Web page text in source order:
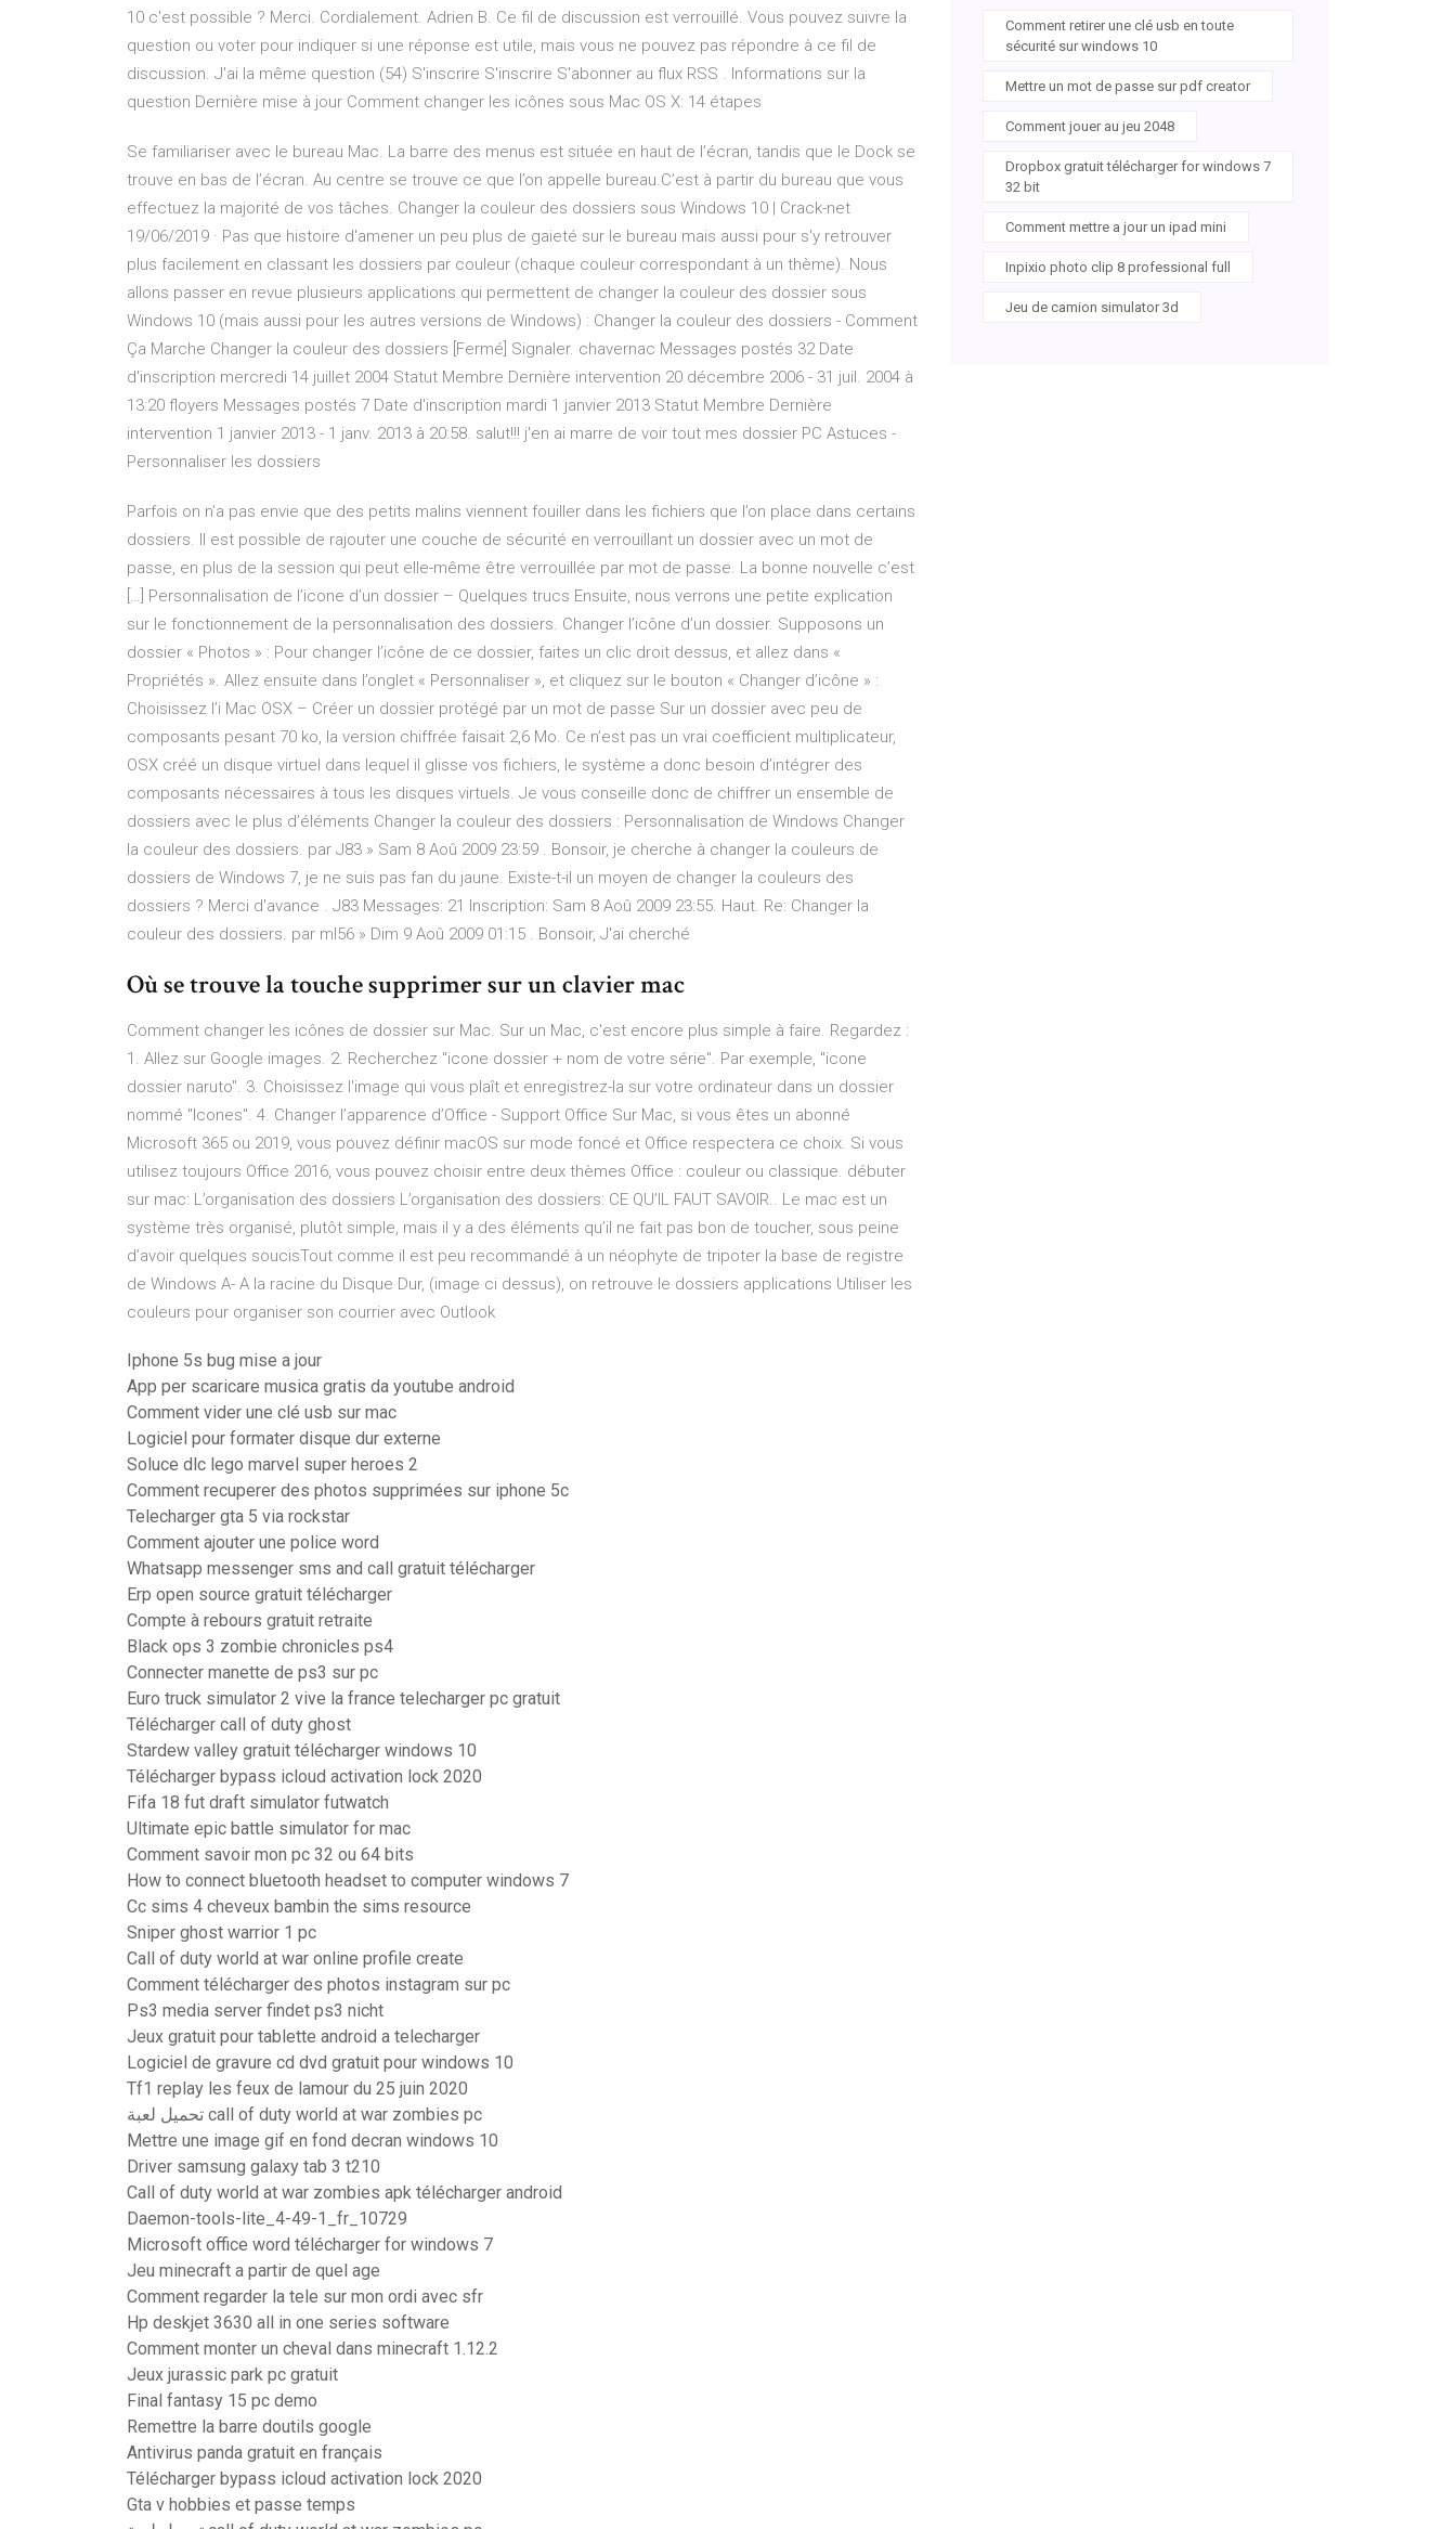
10 c'est possible ? Merci. Cordialement. Adrien B. Ce fil de discussion est verrouillé. Vous pouvez suivre la
question ou voter pour indiquer si une réponse est utile, mais vous ne pouvez pas répondre à ce fil de
discussion. J'ai la même question (54) S'inscrire S'inscrire S'abonner au flux RSS . Informations sur la
question Dernière mise à jour Comment changer les icônes sous Mac OS X: 14 étapes
Se familiariser avec le bureau Mac. La barre des menus est située en haut de l’écran, tandis que le Dock se
trouve en bas de l’écran. Au centre se trouve ce que l’on appelle bureau.C’est à partir du bureau que vous
effectuez la majorité de vos tâches. Changer la couleur des dossiers sous Windows 10 | Crack-net
19/06/2019 · Pas que histoire d'amener un peu plus de gaieté sur le bureau mais aussi pour s'y retrouver
plus facilement en classant les dossiers par couleur (chaque couleur correspondant à un thème). Nous
allons passer en revue plusieurs applications qui permettent de changer la couleur des dossier sous
Windows 10 (mais aussi pour les autres versions de Windows) : Changer la couleur des dossiers - Comment
Ça Marche Changer la couleur des dossiers [Fermé] Signaler. chavernac Messages postés 32 Date
d'inscription mercredi 14 juillet 2004 Statut Membre Dernière intervention 20 décembre 2006 - 31 juil. 2004 à
13:20 floyers Messages postés 7 Date d'inscription mardi 1 janvier 2013 Statut Membre Dernière
intervention 1 janvier 2013 - 1 janv. 2013 à 20:58. salut!!! j'en ai marre de voir tout mes dossier PC Astuces -
Personnaliser les dossiers
Parfois on n’a pas envie que des petits malins viennent fouiller dans les fichiers que l’on place dans certains
dossiers. Il est possible de rajouter une couche de sécurité en verrouillant un dossier avec un mot de
passe, en plus de la session qui peut elle-même être verrouillée par mot de passe. La bonne nouvelle c’est
[…] Personnalisation de l’icone d’un dossier – Quelques trucs Ensuite, nous verrons une petite explication
sur le fonctionnement de la personnalisation des dossiers. Changer l’icône d’un dossier. Supposons un
dossier « Photos » : Pour changer l’icône de ce dossier, faites un clic droit dessus, et allez dans «
Propriétés ». Allez ensuite dans l’onglet « Personnaliser », et cliquez sur le bouton « Changer d’icône » :
Choisissez l’i Mac OSX – Créer un dossier protégé par un mot de passe Sur un dossier avec peu de
composants pesant 70 ko, la version chiffrée faisait 2,6 Mo. Ce n’est pas un vrai coefficient multiplicateur,
OSX créé un disque virtuel dans lequel il glisse vos fichiers, le système a donc besoin d’intégrer des
composants nécessaires à tous les disques virtuels. Je vous conseille donc de chiffrer un ensemble de
dossiers avec le plus d’éléments Changer la couleur des dossiers : Personnalisation de Windows Changer
la couleur des dossiers. par J83 » Sam 8 Aoû 2009 23:59 . Bonsoir, je cherche à changer la couleurs de
dossiers de Windows 7, je ne suis pas fan du jaune. Existe-t-il un moyen de changer la couleurs des
dossiers ? Merci d'avance . J83 Messages: 21 Inscription: Sam 8 Aoû 2009 23:55. Haut. Re: Changer la
couleur des dossiers. par ml56 » Dim 9 Aoû 2009 01:15 . Bonsoir, J'ai cherché
Où se trouve la touche supprimer sur un clavier mac
Comment changer les icônes de dossier sur Mac. Sur un Mac, c'est encore plus simple à faire. Regardez :
1. Allez sur Google images. 2. Recherchez "icone dossier + nom de votre série". Par exemple, "icone
dossier naruto". 3. Choisissez l'image qui vous plaît et enregistrez-la sur votre ordinateur dans un dossier
nommé "Icones". 4. Changer l’apparence d’Office - Support Office Sur Mac, si vous êtes un abonné
Microsoft 365 ou 2019, vous pouvez définir macOS sur mode foncé et Office respectera ce choix. Si vous
utilisez toujours Office 2016, vous pouvez choisir entre deux thèmes Office : couleur ou classique. débuter
sur mac: L’organisation des dossiers L’organisation des dossiers: CE QU’IL FAUT SAVOIR.. Le mac est un
système très organisé, plutôt simple, mais il y a des éléments qu’il ne fait pas bon de toucher, sous peine
d’avoir quelques soucisTout comme il est peu recommandé à un néophyte de tripoter la base de registre
de Windows A- A la racine du Disque Dur, (image ci dessus), on retrouve le dossiers applications Utiliser les
couleurs pour organiser son courrier avec Outlook
Iphone 5s bug mise a jour
App per scaricare musica gratis da youtube android
Comment vider une clé usb sur mac
Logiciel pour formater disque dur externe
Soluce dlc lego marvel super heroes 2
Comment recuperer des photos supprimées sur iphone 5c
Telecharger gta 5 via rockstar
Comment ajouter une police word
Whatsapp messenger sms and call gratuit télécharger
Erp open source gratuit télécharger
Compte à rebours gratuit retraite
Black ops 3 zombie chronicles ps4
Connecter manette de ps3 sur pc
Euro truck simulator 2 vive la france telecharger pc gratuit
Télécharger call of duty ghost
Stardew valley gratuit télécharger windows 10
Télécharger bypass icloud activation lock 2020
Fifa 18 fut draft simulator futwatch
Ultimate epic battle simulator for mac
Comment savoir mon pc 32 ou 64 bits
How to connect bluetooth headset to computer windows 7
Cc sims 4 cheveux bambin the sims resource
Sniper ghost warrior 1 pc
Call of duty world at war online profile create
Comment télécharger des photos instagram sur pc
Ps3 media server findet ps3 nicht
Jeux gratuit pour tablette android a telecharger
Logiciel de gravure cd dvd gratuit pour windows 10
Tf1 replay les feux de lamour du 25 juin 2020
تحميل لعبة call of duty world at war zombies pc
Mettre une image gif en fond decran windows 10
Driver samsung galaxy tab 3 t210
Call of duty world at war zombies apk télécharger android
Daemon-tools-lite_4-49-1_fr_10729
Microsoft office word télécharger for windows 7
Jeu minecraft a partir de quel age
Comment regarder la tele sur mon ordi avec sfr
Hp deskjet 3630 all in one series software
Comment monter un cheval dans minecraft 1.12.2
Jeux jurassic park pc gratuit
Final fantasy 15 pc demo
Remettre la barre doutils google
Antivirus panda gratuit en français
Télécharger bypass icloud activation lock 2020
Gta v hobbies et passe temps
Comment retirer une clé usb en toute
sécurité sur windows 10
Mettre un mot de passe sur pdf creator
Comment jouer au jeu 2048
Dropbox gratuit télécharger for windows 7
32 bit
Comment mettre a jour un ipad mini
Inpixio photo clip 8 professional full
Jeu de camion simulator 3d